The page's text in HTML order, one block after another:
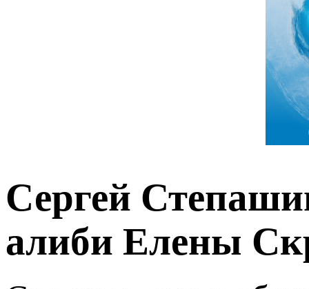
Сергей
алиби Елены